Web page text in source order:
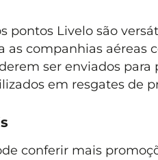
pontos Livelo são
as companhias aéreas
ser enviados
em resgates de
conferir mais